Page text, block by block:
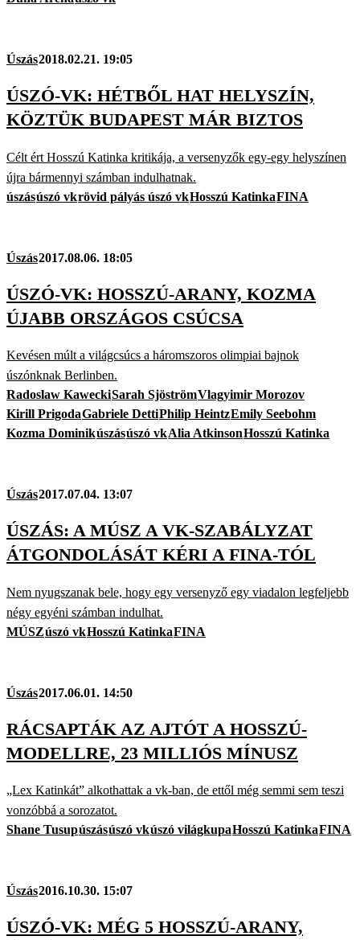
Úszás2018.02.21. 19:05
ÚSZÓ-VK: HÉTBŐL HAT HELYSZÍN,
KÖZTÜK BUDAPEST MÁR BIZTOS
Célt ért Hosszú Katinka kritikája, a versenyzők egy-egy helyszínen
újra bármennyi számban indulhatnak.
úszásúszó vkrövid pályás úszó vkHosszú KatinkaFINA
Úszás2017.08.06. 18:05
ÚSZÓ-VK: HOSSZÚ-ARANY, KOZMA
ÚJABB ORSZÁGOS CSÚCSA
Kevésen múlt a világcsúcs a háromszoros olimpiai bajnok
úszónknak Berlinben.
Radoslaw KaweckiSarah SjöströmVlagyimir Morozov
Kirill PrigodaGabriele DettiPhilip HeintzEmily Seebohm
Kozma Dominikúszásúszó vkAlia AtkinsonHosszú Katinka
Úszás2017.07.04. 13:07
ÚSZÁS: A MÚSZ A VK-SZABÁLYZAT
ÁTGONDOLÁSÁT KÉRI A FINA-TÓL
Nem nyugszanak bele, hogy egy versenyző egy viadalon legfeljebb
négy egyéni számban indulhat.
MÚSZúszó vkHosszú KatinkaFINA
Úszás2017.06.01. 14:50
RÁCSAPTÁK AZ AJTÓT A HOSSZÚ-
MODELLRE, 23 MILLIÓS MÍNUSZ
„Lex Katinkát” alkothattak a vk-ban, de ettől még semmi sem teszi
vonzóbbá a sorozatot.
Shane Tusupúszásúszó vkúszó világkupaHosszú KatinkaFINA
Úszás2016.10.30. 15:07
ÚSZÓ-VK: MÉG 5 HOSSZÚ-ARANY,